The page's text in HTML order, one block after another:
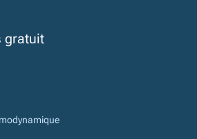
gratuit